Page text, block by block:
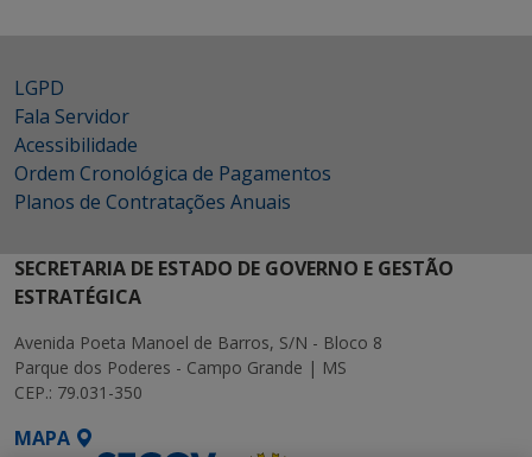
LGPD
Fala Servidor
Acessibilidade
Ordem Cronológica de Pagamentos
Planos de Contratações Anuais
SECRETARIA DE ESTADO DE GOVERNO E GESTÃO
ESTRATÉGICA
Avenida Poeta Manoel de Barros, S/N - Bloco 8
Parque dos Poderes - Campo Grande | MS
CEP.: 79.031-350
MAPA